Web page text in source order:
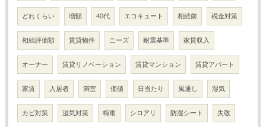
どれくらい 増額 40代 エコキュート 相続前 税金対策
相続評価額 賃貸物件 ニーズ 耐震基準 家賃収入
オーナー 賃貸リノベーション 賃貸マンション 賃貸アパート
家賃 入居者 満室 価値 日当たり 風通し 湿気
カビ対策 湿気対策 梅雨 シロアリ 防湿シート 失敬